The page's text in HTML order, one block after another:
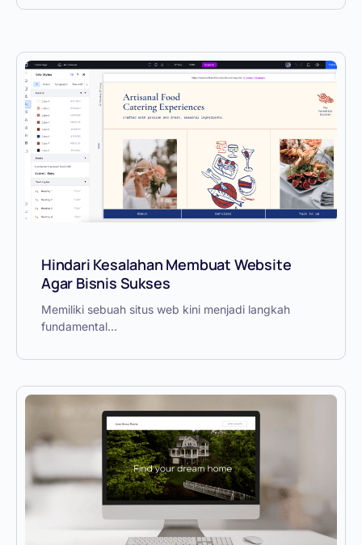
Hindari Kesalahan Membuat Website
Agar Bisnis Sukses
Memiliki sebuah situs web kini menjadi langkah
fundamental...